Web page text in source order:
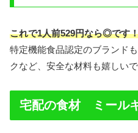
これで1人前529円なら◎です
特定機能食品認定のブランド
クなど、安全な材料も嬉しいで
宅配の食材 ミール